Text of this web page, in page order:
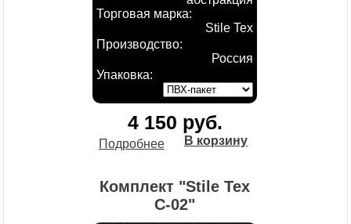
Торговая марка:
Stile Tex
Производство:
Россия
Упаковка:
4 150 руб.
Подробнее В корзину
Комплект "Stile Tex
С-02"